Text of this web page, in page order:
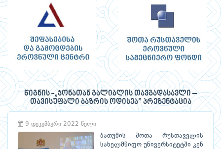
წიგნის -„ჯონათან გალიბლის თავგადასავლი –
თავისუფალი ბაზრის ოდისეა” პრეზენტაცია
9 დეკემბერი 2022 წელი
ბათუმის შოთა რუსთაველის
სახელმწიფო უნივერსიტეტში კენ